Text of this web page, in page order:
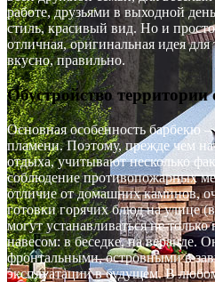
работе, друзьями в выходной
стиль, красивый вид. Но и
отличная, оригинальная идея для
вкусно, правильно.
Обустройство
Основная особенность барбекю
пламени. Поэтому, прежде чем
отдыха, учитывают несколько
соблюдение противопожарных
отличие от домашних каминов,
готовки горячих блюд на улице
могут устанавливаться не
навесом: в беседке, на веранде.
фронтальными, островными в
эксплуатации в будущем. В